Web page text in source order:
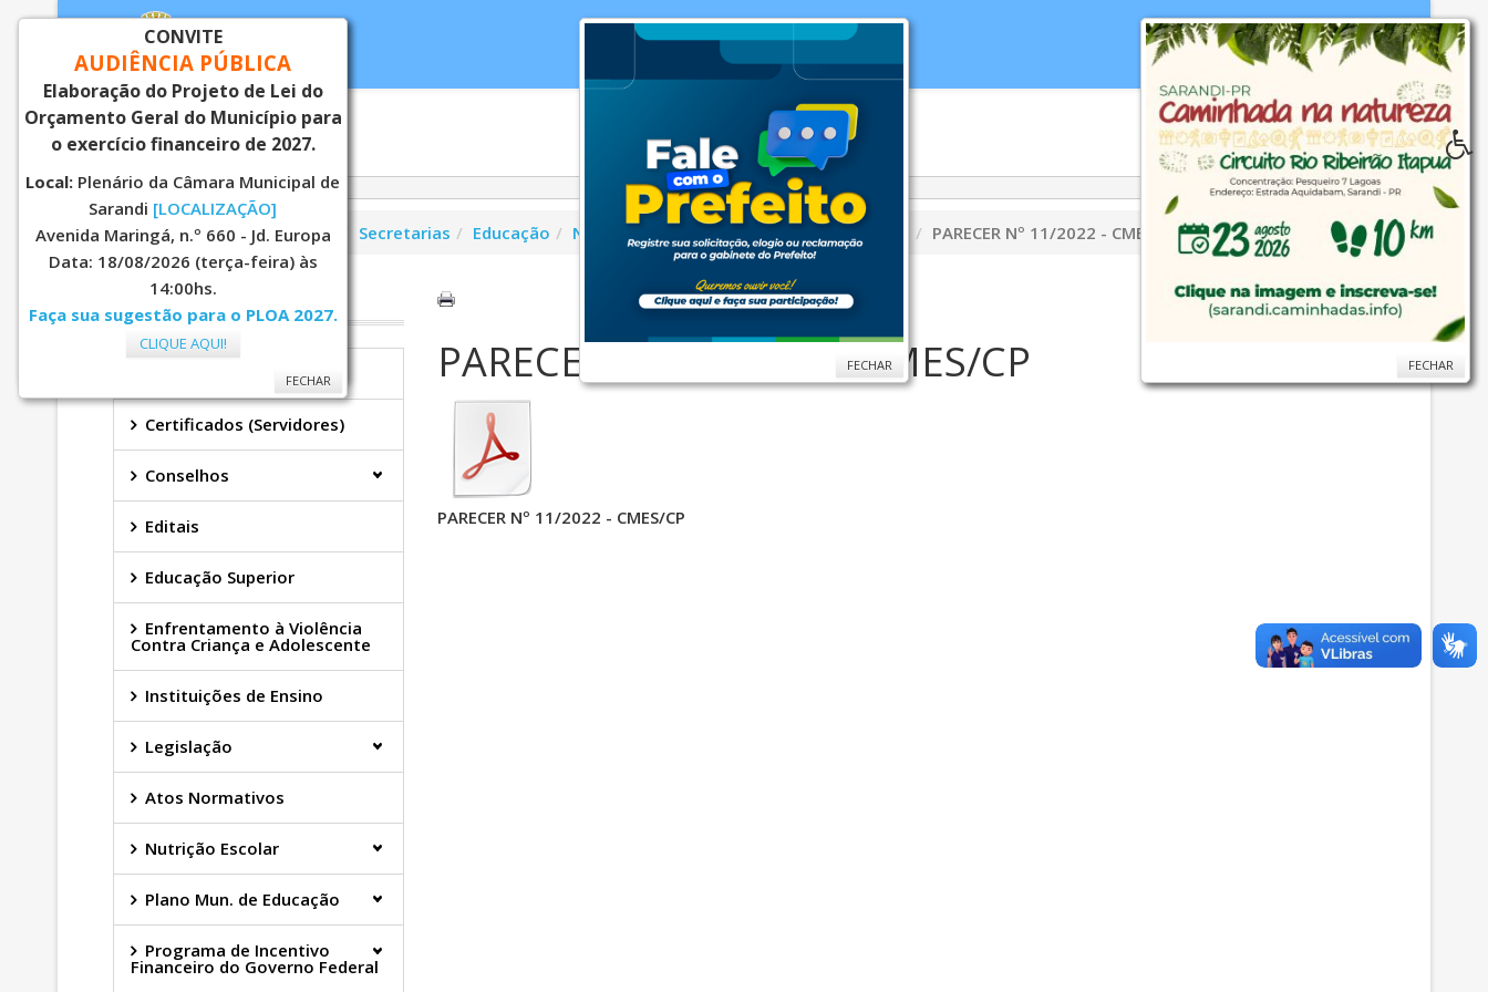
Secretarias Cidade WebMail ... Ajuda
Você está aqui:Página Principal Secretarias Educação Nutrição Escolar Conselho de Educação PARECER Nº 11/2022 - CMES/CP
EDUCAÇÃO
Certificados (Servidores)
Conselhos
Editais
Educação Superior
Enfrentamento à Violência
Contra Criança e Adolescente
Instituições de Ensino
Legislação
Atos Normativos
Nutrição Escolar
Plano Mun. de Educação
Programa de Incentivo
Financeiro do Governo Federal
PARECER Nº 11/2022 - CMES/CP
PARECER Nº 11/2022 - CMES/CP
CONVITE
AUDIÊNCIA PÚBLICA
Elaboração do Projeto de Lei do
Orçamento Geral do Município para
o exercício financeiro de 2027.
Local: Plenário da Câmara Municipal de
Sarandi [LOCALIZAÇÃO]
Avenida Maringá, n.º 660 - Jd. Europa
Data: 18/08/2026 (terça-feira) às
14:00hs.
Faça sua sugestão para o PLOA 2027.
CLIQUE AQUI!
FECHAR
FECHAR
FECHAR
FECHAR